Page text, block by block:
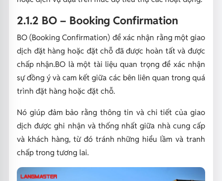
2.1.2 BO – Booking Confirmation
BO (Booking Confirmation) để xác nhận rằng một giao
dịch đặt hàng hoặc đặt chỗ đã được hoàn tất và được
chấp nhận.BO là một tài liệu quan trọng để xác nhận
sự đồng ý và cam kết giữa các bên liên quan trong quá
trình đặt hàng hoặc đặt chỗ.
Nó giúp đảm bảo rằng thông tin và chi tiết của giao
dịch được ghi nhận và thống nhất giữa nhà cung cấp
và khách hàng, từ đó tránh những hiểu lầm và tranh
chấp trong tương lai.